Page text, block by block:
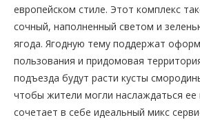
европейском стиле. Этот комплекс
сочный, наполненный светом и
ягода. Ягодную тему поддержат
пользования и придомовая
подъезда будут расти кусты
чтобы жители могли наслаждаться ее
сочетает в себе идеальный микс